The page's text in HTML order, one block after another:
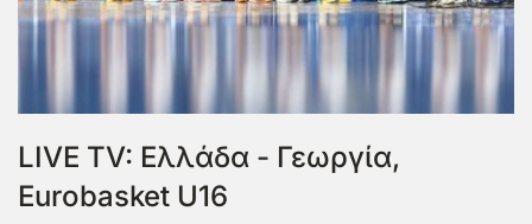
LIVE TV: Ελλάδα - Γεωργία,
Eurobasket U16